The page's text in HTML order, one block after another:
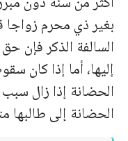
السالفة الذكر فإن
إليها، أما إذا كان
الحضانة إذا زال
الحضانة إلى